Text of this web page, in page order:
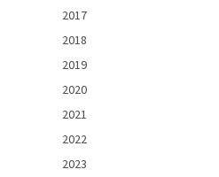
2017
2018
2019
2020
2021
2022
2023